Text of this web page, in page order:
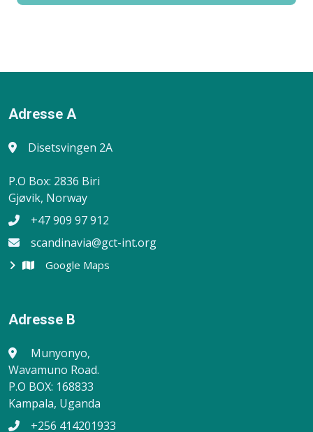
Adresse A
Disetsvingen 2A
P.O Box: 2836 Biri
Gjøvik, Norway
+47 909 97 912
scandinavia@gct-int.org
Google Maps
Adresse B
Munyonyo,
Wavamuno Road.
P.O BOX: 168833
Kampala, Uganda
+256 414201933